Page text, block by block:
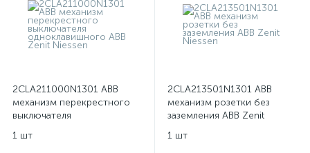
2CLA211000N1301 ABB
механизм перекрестного
выключателя
Niessen
1 шт
2CLA213501N1301 ABB
механизм розетки без
заземления ABB Zenit
1 шт